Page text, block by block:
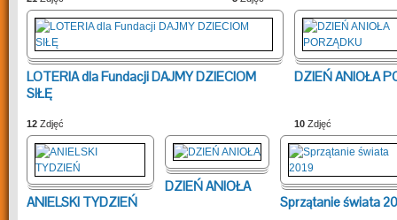
LOTERIA dla Fundacji DAJMY DZIECIOM
SIŁĘ
12 Zdjęć
DZIEŃ ANIOŁA
10 Zdjęć
ANIELSKI TYDZIEŃ
DZIEŃ ANIOŁA
Sprzątanie świata